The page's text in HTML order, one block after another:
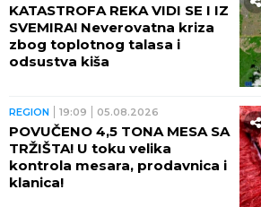
KATASTROFA REKA VIDI SE I IZ
SVEMIRA! Neverovatna kriza
zbog toplotnog talasa i
odsustva kiša
REGION 19:09 05.08.2026
POVUČENO 4,5 TONA MESA SA
TRŽIŠTA! U toku velika
kontrola mesara, prodavnica i
klanica!